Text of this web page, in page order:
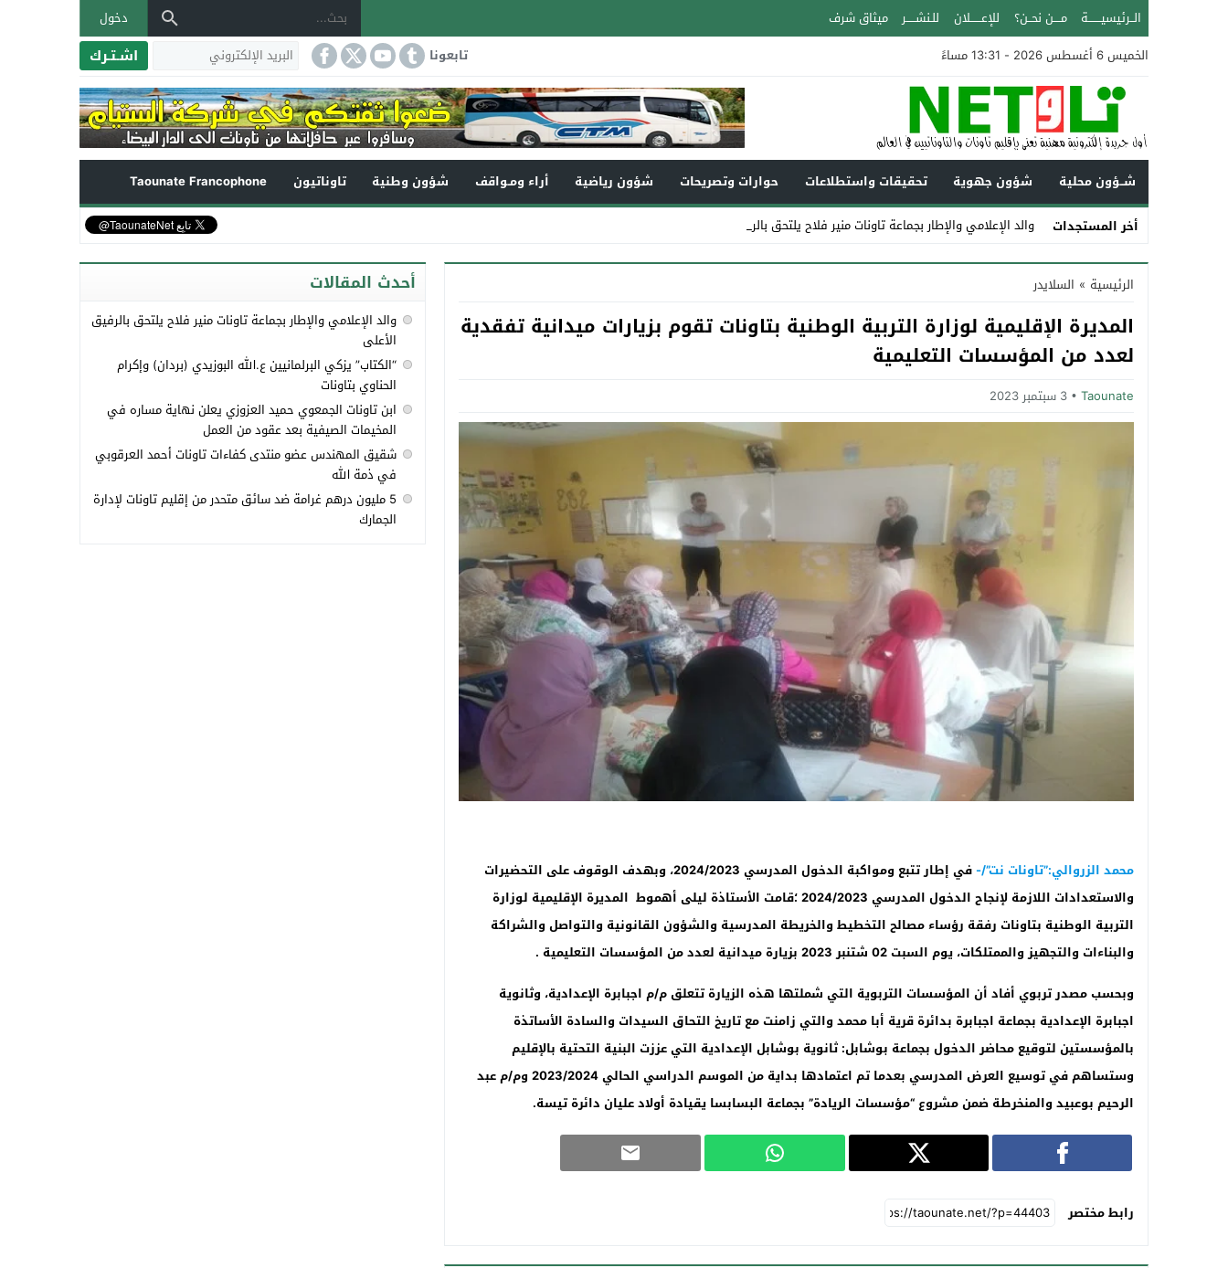
الــرئيسيـــــــة مــــن نحــن؟ للإعــــــلان للـنشـــــر ميثاق شرف
دخول
الخميس 6 أغسطس 2026 - 13:31 مساءً
تابعونا اشـتـرك
شــؤون محلية شؤون جهوية تحقيقات واستطلاعات حوارات وتصريحات شؤون رياضية أراء ومـواقف شؤون وطنية تاوناتيون
Taounate Francophone
أخر المستجدات
والد الإعلامي والإطار بجماعة تاونات منير فلاح يلتحق بالرفيق الأعل _
Stop
Previous
Next
الرئيسية » السلايدر
المديرة الإقليمية لوزارة التربية الوطنية بتاونات تقوم بزيارات ميدانية تفقدية
لعدد من المؤسسات التعليمية
Taounate 3 سبتمبر 2023
محمد الزروالي:”تاونات نت”/-
في إطار تتبع ومواكبة الدخول المدرسي 2024/2023، وبهدف الوقوف على التحضيرات
والاستعدادات اللازمة لإنجاح الدخول المدرسي 2024/2023 ؛قامت الأستاذة ليلى أهموط المديرة الإقليمية لوزارة
التربية الوطنية بتاونات رفقة رؤساء مصالح التخطيط والخريطة المدرسية والشؤون القانونية والتواصل والشراكة
والبناءات والتجهيز والممتلكات، يوم السبت 02 شتنبر 2023 بزيارة ميدانية لعدد من المؤسسات التعليمية .
وبحسب مصدر تربوي أفاد أن المؤسسات التربوية التي شملتها هذه الزيارة تتعلق م/م اجبابرة الإعدادية، وثانوية
اجبابرة الإعدادية بجماعة اجبابرة بدائرة قرية أبا محمد والتي زامنت مع تاريخ التحاق السيدات والسادة الأساتذة
بالمؤسستين لتوقيع محاضر الدخول بجماعة بوشابل: ثانوية بوشابل الإعدادية التي عززت البنية التحتية بالإقليم
وستساهم في توسيع العرض المدرسي بعدما تم اعتمادها بداية من الموسم الدراسي الحالي 2023/2024 وم/م عبد
الرحيم بوعبيد والمنخرطة ضمن مشروع “مؤسسات الريادة” بجماعة البسابسا يقيادة أولاد عليان دائرة تيسة.
رابط مختصر
أحدث المقالات
والد الإعلامي والإطار بجماعة تاونات منير فلاح يلتحق بالرفيق
الأعلى
“الكتاب” يزكي البرلمانيين ع.الله البوزيدي (بردان) وإكرام
الحناوي بتاونات
ابن تاونات الجمعوي حميد العزوزي يعلن نهاية مساره في
المخيمات الصيفية بعد عقود من العمل
شقيق المهندس عضو منتدى كفاءات تاونات أحمد العرقوبي
في ذمة الله
5 مليون درهم غرامة ضد سائق متحدر من إقليم تاونات لإدارة
الجمارك